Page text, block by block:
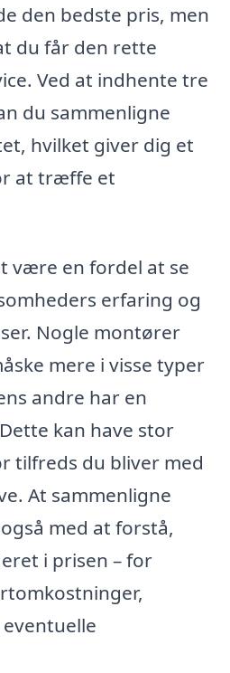
den bedste pris, men
du får den rette
Ved at indhente tre
du sammenligne
hvilket giver dig et
at træffe et
være en fordel at se
erfaring og
Nogle montører
mere i visse typer
andre har en
kan have stor
tilfreds du bliver med
At sammenligne
med at forstå,
i prisen – for